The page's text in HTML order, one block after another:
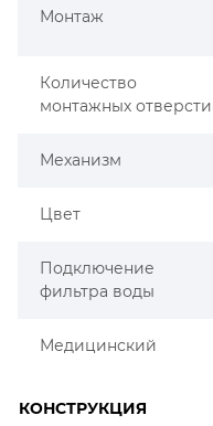
Монтаж
Количество
монтажных
Механизм
Цвет
Подключение
фильтра воды
Медицинский
КОНСТРУКЦИЯ